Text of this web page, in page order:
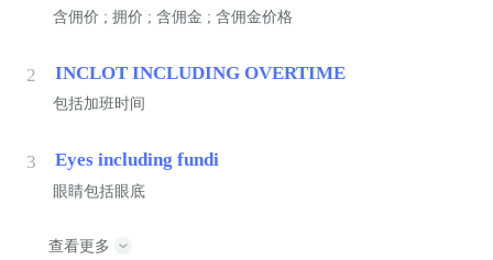
含佣价 ; 拥价 ; 含佣金 ; 含佣金价格
2 INCLOT INCLUDING OVERTIME
包括加班时间
3 Eyes including fundi
眼睛包括眼底
查看更多